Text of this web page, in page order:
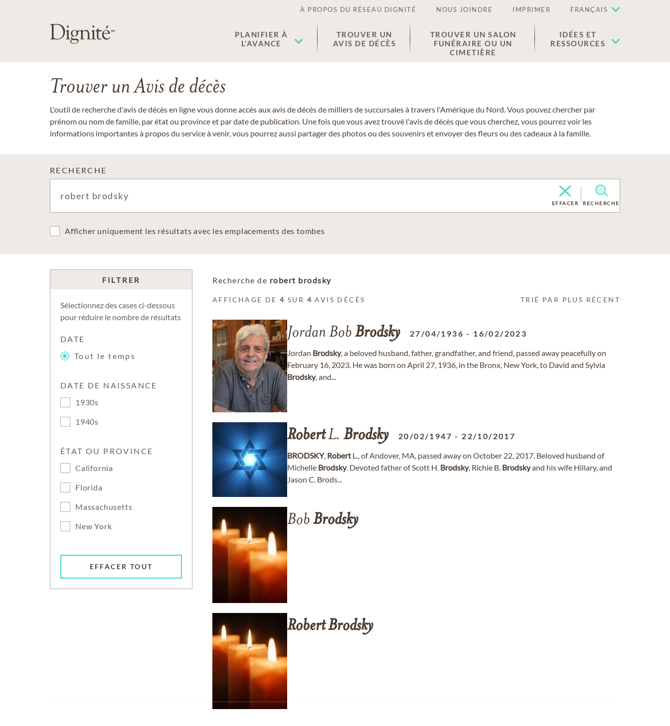
À PROPOS DU RÉSEAU DIGNITÉ NOUS JOINDRE IMPRIMER FRANÇAIS
PLANIFIER À
L’AVANCE
TROUVER UN
AVIS DE DÉCÈS
TROUVER UN SALON
FUNÉRAIRE OU UN
CIMETIÈRE
IDÉES ET
RESSOURCES
Trouver un Avis de décès
L'outil de recherche d'avis de décès en ligne vous donne accès aux avis de décès de milliers de succursales à travers l'Amérique du Nord. Vous pouvez chercher par
prénom ou nom de famille, par état ou province et par date de publication. Une fois que vous avez trouvé l'avis de décès que vous cherchez, vous pourrez voir les
informations importantes à propos du service à venir, vous pourrez aussi partager des photos ou des souvenirs et envoyer des fleurs ou des cadeaux à la famille.
RECHERCHE
EFFACER RECHERCHE
Afficher uniquement les résultats avec les emplacements des tombes
FILTRER
Sélectionnez des cases ci-dessous
pour réduire le nombre de résultats
DATE
Tout le temps
DATE DE NAISSANCE
1930s
1940s
ÉTAT OU PROVINCE
California
Florida
Massachusetts
New York
EFFACER TOUT
Recherche de robert brodsky
AFFICHAGE DE4 SUR 4 AVIS DÉCÈS TRIÉ PAR PLUS RÉCENT
Jordan Bob Brodsky 27/04/1936 - 16/02/2023
Jordan Brodsky, a beloved husband, father, grandfather, and friend, passed away peacefully on
February 16, 2023. He was born on April 27, 1936, in the Bronx, New York, to David and Sylvia
Brodsky, and...
RobertL. Brodsky 20/02/1947 - 22/10/2017
BRODSKY, Robert L., of Andover, MA, passed away on October 22, 2017. Beloved husband of
Michelle Brodsky. Devoted father of Scott H. Brodsky, Richie B. Brodskyand his wife Hillary, and
Jason C. Brods...
Bob Brodsky
RobertBrodsky